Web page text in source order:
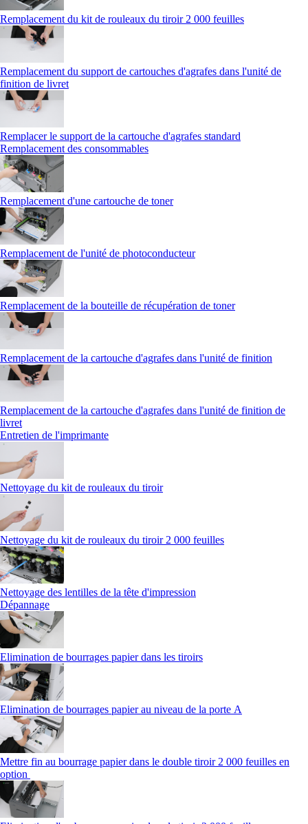
Remplacement du kit de rouleaux du tiroir 2 000 feuilles
Remplacement du support de cartouches d'agrafes dans l'unité de
finition de livret
Remplacer le support de la cartouche d'agrafes standard
Remplacement des consommables
Remplacement d'une cartouche de toner
Remplacement de l'unité de photoconducteur
Remplacement de la bouteille de récupération de toner
Remplacement de la cartouche d'agrafes dans l'unité de finition
Remplacement de la cartouche d'agrafes dans l'unité de finition de
livret
Entretien de l'imprimante
Nettoyage du kit de rouleaux du tiroir
Nettoyage du kit de rouleaux du tiroir 2 000 feuilles
Nettoyage des lentilles de la tête d'impression
Dépannage
Elimination de bourrages papier dans les tiroirs
Elimination de bourrages papier au niveau de la porte A
Mettre fin au bourrage papier dans le double tiroir 2 000 feuilles en
option